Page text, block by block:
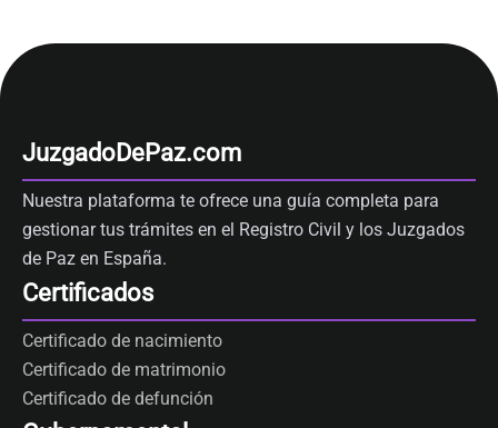
JuzgadoDePaz.com
Nuestra plataforma te ofrece una guía completa para
gestionar tus trámites en el Registro Civil y los Juzgados
de Paz en España.
Certificados
Certificado de nacimiento
Certificado de matrimonio
Certificado de defunción